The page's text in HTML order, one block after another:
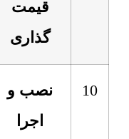
قیمت
گذاری
10
نصب و
اجرا